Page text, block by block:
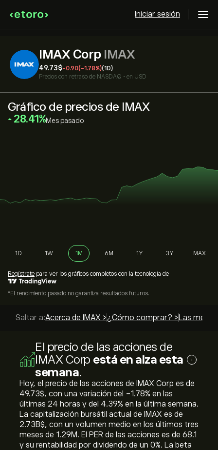
Iniciar sesión
IMAX Corp IMAX
49.73‎$‎-0.90(-1.78%)(1D)
Precios con retraso de NASDAQ • en USD
Gráfico de precios de IMAX
‎28.41‎ Mes pasado
1D 1W 1M 6M 1Y 3Y MAX
Regístrate para ver los gráficos completos con la tecnología de
*El rendimiento pasado no garantiza resultados futuros.
Saltar a:Acerca de IMAX >¿Cómo comprar? > Las
El precio de las acciones de
IMAX Corp está en alza esta
semana.
i
Hoy, el precio de las acciones de IMAX Corp es de
49.73‎$‎, con una variación del ‎-1.78‎% en las
últimas 24 horas y del ‎4.39‎% en la última semana.
La capitalización bursátil actual de IMAX es de
2.73B‎$‎, con un volumen medio en los últimos tres
meses de 1.29M. El PER de las acciones es de 68.1
y su rentabilidad por dividendo de un 0%. La beta